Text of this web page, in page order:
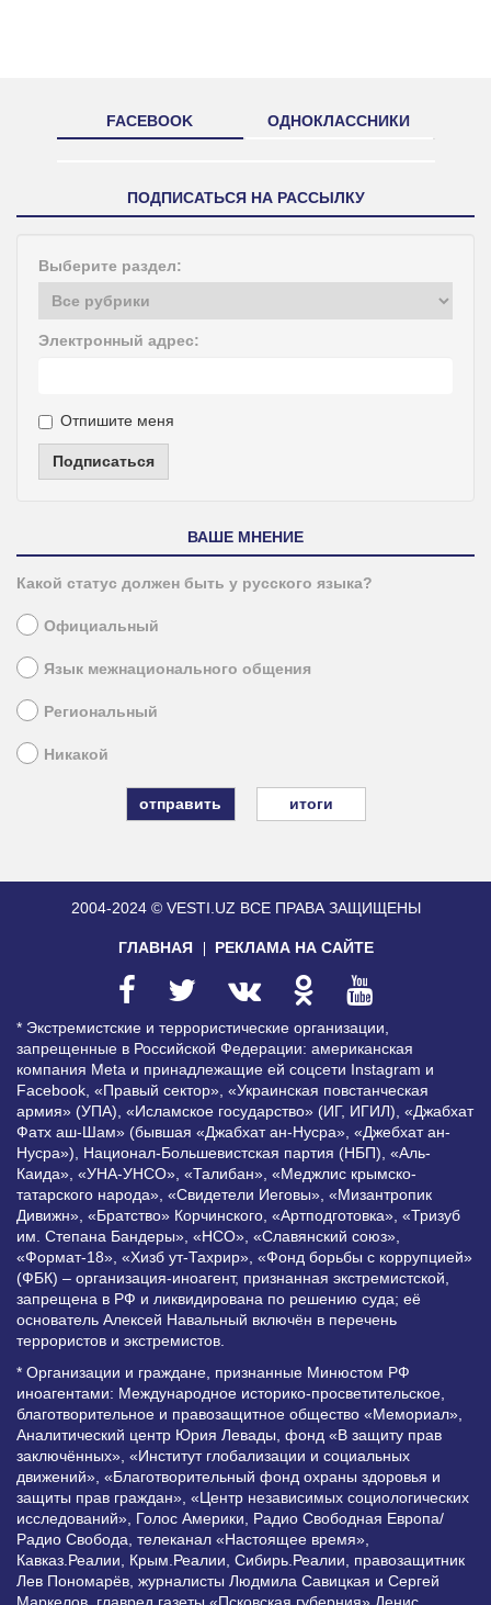
FACEBOOK ОДНОКЛАССНИКИ
ПОДПИСАТЬСЯ НА РАССЫЛКУ
Выберите раздел:
Электронный адрес:
Отпишите меня
Подписаться
ВАШЕ МНЕНИЕ
Какой статус должен быть у русского языка?
Официальный
Язык межнационального общения
Региональный
Никакой
итоги
2004-2024 © VESTI.UZ ВСЕ ПРАВА ЗАЩИЩЕНЫ
ГЛАВНАЯ РЕКЛАМА НА САЙТЕ
* Экстремистские и террористические организации,
запрещенные в Российской Федерации: американская
компания Meta и принадлежащие ей соцсети Instagram и
Facebook, «Правый сектор», «Украинская повстанческая
армия» (УПА), «Исламское государство» (ИГ, ИГИЛ), «Джабхат
Фатх аш-Шам» (бывшая «Джабхат ан-Нусра», «Джебхат ан-
Нусра»), Национал-Большевистская партия (НБП), «Аль-
Каида», «УНА-УНСО», «Талибан», «Меджлис крымско-
татарского народа», «Свидетели Иеговы», «Мизантропик
Дивижн», «Братство» Корчинского, «Артподготовка», «Тризуб
им. Степана Бандеры», «НСО», «Славянский союз»,
«Формат-18», «Хизб ут-Тахрир», «Фонд борьбы с коррупцией»
(ФБК) – организация-иноагент, признанная экстремистской,
запрещена в РФ и ликвидирована по решению суда; её
основатель Алексей Навальный включён в перечень
террористов и экстремистов.
* Организации и граждане, признанные Минюстом РФ
иноагентами: Международное историко-просветительское,
благотворительное и правозащитное общество «Мемориал»,
Аналитический центр Юрия Левады, фонд «В защиту прав
заключённых», «Институт глобализации и социальных
движений», «Благотворительный фонд охраны здоровья и
защиты прав граждан», «Центр независимых социологических
исследований», Голос Америки, Радио Свободная Европа/
Радио Свобода, телеканал «Настоящее время»,
Кавказ.Реалии, Крым.Реалии, Сибирь.Реалии, правозащитник
Лев Пономарёв, журналисты Людмила Савицкая и Сергей